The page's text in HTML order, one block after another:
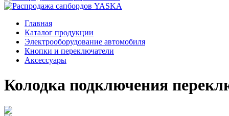
Главная
Каталог продукции
Электрооборудование автомобиля
Кнопки и переключатели
Аксессуары
Колодка подключения